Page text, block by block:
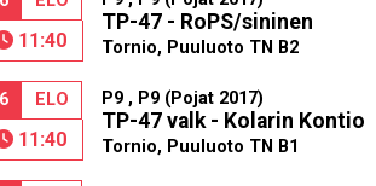
11:40
TP-47 - RoPS/sininen
Tornio, Puuluoto TN B2
ELO
11:40
P9 , P9 (Pojat 2017)
TP-47 valk - Kolarin Kontio
Tornio, Puuluoto TN B1